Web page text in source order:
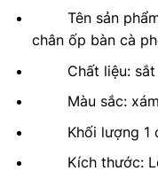
Tên sản
chân ốp bàn cà
Chất liệu:
Màu sắc: xám
Khối lượng 1
Kích thước: